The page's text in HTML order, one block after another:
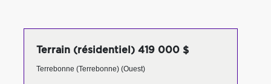
Terrain (résidentiel) 419 000 $
Terrebonne (Terrebonne) (Ouest)